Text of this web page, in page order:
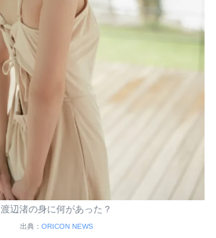
渡辺渚の身に何があった？
出典： ORICON NEWS